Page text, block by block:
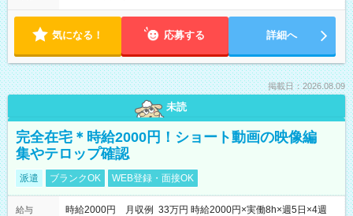
気になる！ 応募する 詳細へ
掲載日：2026.08.09
未読
完全在宅＊時給2000円！ショート動画の映像編
集やテロップ確認
派遣 ブランクOK WEB登録・面接OK
給与
時給2000円 月収例 33万円 時給2000円×実働8h×週5日×4週